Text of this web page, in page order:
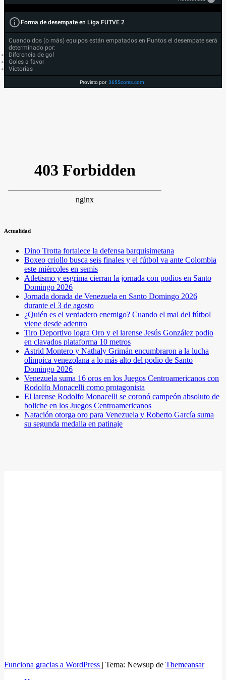
Forma de desempate en Liga FUTVE 2
Cuando dos (o más) equipos están empatados en Puntos el desempate será
determinado por:
Diferencia de gol
Goles a favor
Victorias
Provisto por 365Scores.com
Actualidad
Dino Trotta fortalece la defensa barquisimetana
Boxeo criollo busca seis finales y el fútbol va ante Colombia
este miércoles en semis
Atletismo y esgrima cierran la jornada con podios en Santo
Domingo 2026
Jornada dorada de Venezuela en Santo Domingo 2026
durante el 3 de agosto
¿Quién es el verdadero enemigo? Cuando el mal del fútbol
viene desde adentro
Tiro Deportivo logra Oro y el larense Jesús González podio
en clavados plataforma 10 metros
Astrid Montero y Nathaly Grimán encumbraron a la lucha
olímpica venezolana a lo más alto del podio de Santo
Domingo 2026
Venezuela suma 16 oros en los Juegos Centroamericanos con
Rodolfo Monacelli como protagonista
El larense Rodolfo Monacelli se coronó campeón absoluto de
boliche en los Juegos Centroamericanos
Natación otorga oro para Venezuela y Roberto García suma
su segunda medalla en patinaje
Funciona gracias a WordPress | Tema: Newsup de Themeansar